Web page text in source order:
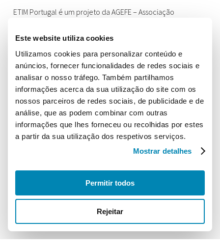
Este website utiliza cookies
Utilizamos cookies para personalizar conteúdo e
anúncios, fornecer funcionalidades de redes sociais e
analisar o nosso tráfego. Também partilhamos
informações acerca da sua utilização do site com os
nossos parceiros de redes sociais, de publicidade e de
análise, que as podem combinar com outras
informações que lhes forneceu ou recolhidas por estes
a partir da sua utilização dos respetivos serviços.
Mostrar detalhes
Permitir todos
Rejeitar
ETIM Portugal é um projeto da AGEFE – Associação
desenvolvimento das atividades por si representadas no
nosso país.
Localização
AGEFE – Associação Portuguesa da Indústria Eletrodigital
Campo Grande, 28, 10C
1700-093 Lisboa
Contactos
Email:info@etimportugal.pt
© 2026 ETIM Portugal. Todos os direitos reservados